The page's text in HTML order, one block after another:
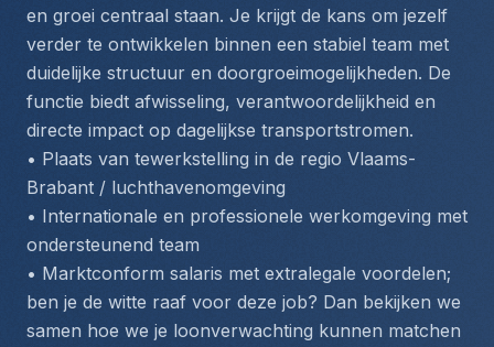
en groei centraal staan. Je krijgt de kans om jezelf
verder te ontwikkelen binnen een stabiel team met
duidelijke structuur en doorgroeimogelijkheden. De
functie biedt afwisseling, verantwoordelijkheid en
directe impact op dagelijkse transportstromen.
• Plaats van tewerkstelling in de regio Vlaams-
Brabant / luchthavenomgeving
• Internationale en professionele werkomgeving met
ondersteunend team
• Marktconform salaris met extralegale voordelen;
ben je de witte raaf voor deze job? Dan bekijken we
samen hoe we je loonverwachting kunnen matchen